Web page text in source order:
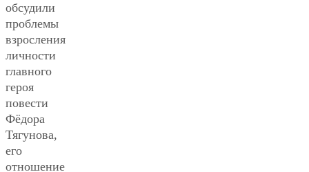
обсудили
проблемы
взросления
личности
главного
героя
повести
Фёдора
Тягунова,
его
отношение